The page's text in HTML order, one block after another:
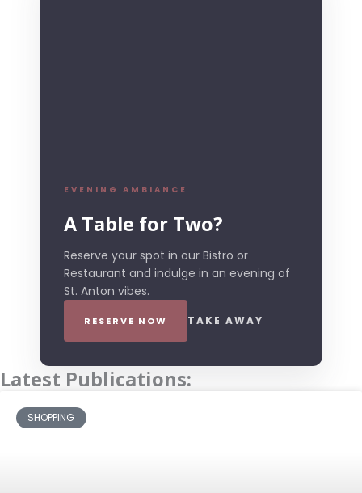
EVENING AMBIANCE
A Table for Two?
Reserve your spot in our Bistro or
Restaurant and indulge in an evening of
St. Anton vibes.
RESERVE NOW TAKE AWAY
Latest Publications:
SHOPPING